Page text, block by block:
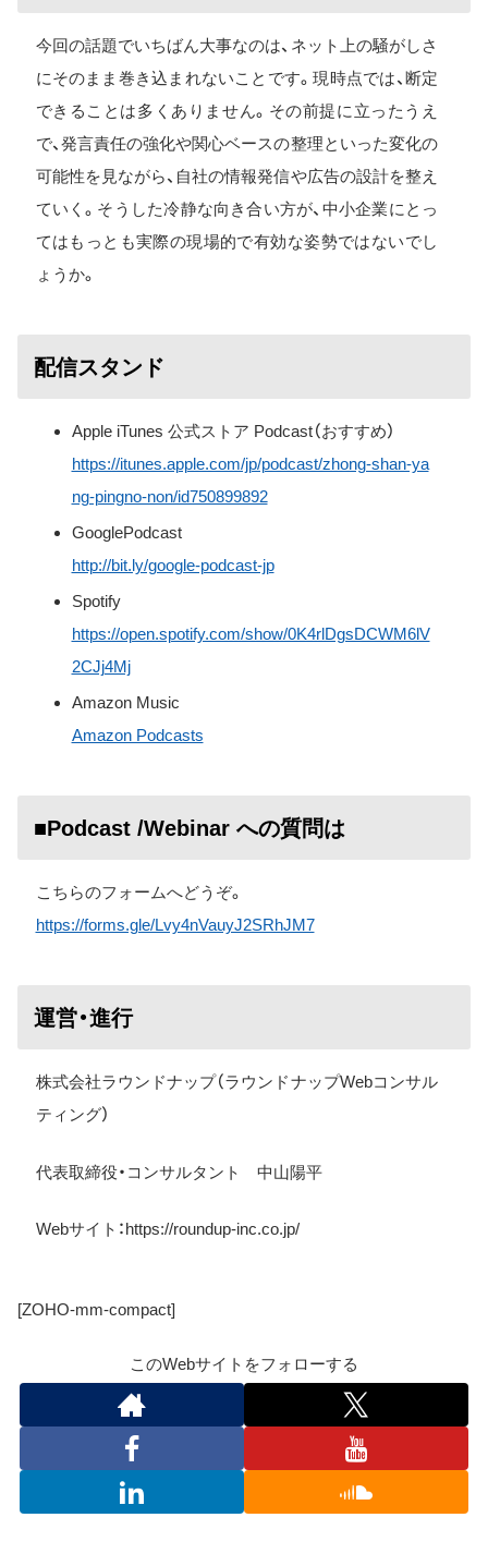
今回の話題でいちばん大事なのは、ネット上の騒がしさ
にそのまま巻き込まれないことです。現時点では、断定
できることは多くありません。その前提に立ったうえ
で、発言責任の強化や関心ベースの整理といった変化の
可能性を見ながら、自社の情報発信や広告の設計を整え
ていく。そうした冷静な向き合い方が、中小企業にとっ
てはもっとも実際の現場的で有効な姿勢ではないでし
ょうか。
配信スタンド
Apple iTunes 公式ストア Podcast（おすすめ）
https://itunes.apple.com/jp/podcast/zhong-shan-ya
ng-pingno-non/id750899892
GooglePodcast
http://bit.ly/google-podcast-jp
Spotify
https://open.spotify.com/show/0K4rlDgsDCWM6lV
2CJj4Mj
Amazon Music
Amazon Podcasts
■Podcast /Webinar への質問は
こちらのフォームへどうぞ。
https://forms.gle/Lvy4nVauyJ2SRhJM7
運営・進行
株式会社ラウンドナップ（ラウンドナップWebコンサル
ティング）
代表取締役・コンサルタント 中山陽平
Webサイト：https://roundup-inc.co.jp/
[ZOHO-mm-compact]
このWebサイトをフォローする